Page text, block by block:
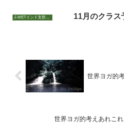
J-WETインド支部～ヨガのこころ～ 11月のクラ
世界ヨガ的
世界ヨガ的考えあれこれ